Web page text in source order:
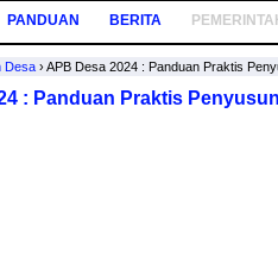
PANDUAN BERITA
Desa ›APB Desa 2024 : Panduan Praktis
: Panduan Praktis